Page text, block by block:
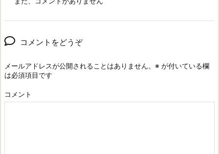
コメントをどうぞ
メールアドレスが公開されることはありません。 ※ が付いている欄
は必須項目です
コメント